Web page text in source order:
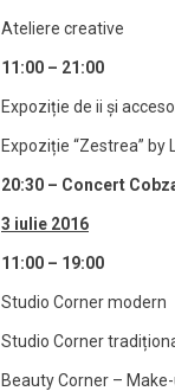
Ateliere creative
11:00 – 21:00
Expoziție de ii și
Expoziție “Zestrea” by
20:30 – Concert
3 iulie 2016
11:00 – 19:00
Studio Corner modern
Studio Corner
Beauty Corner –